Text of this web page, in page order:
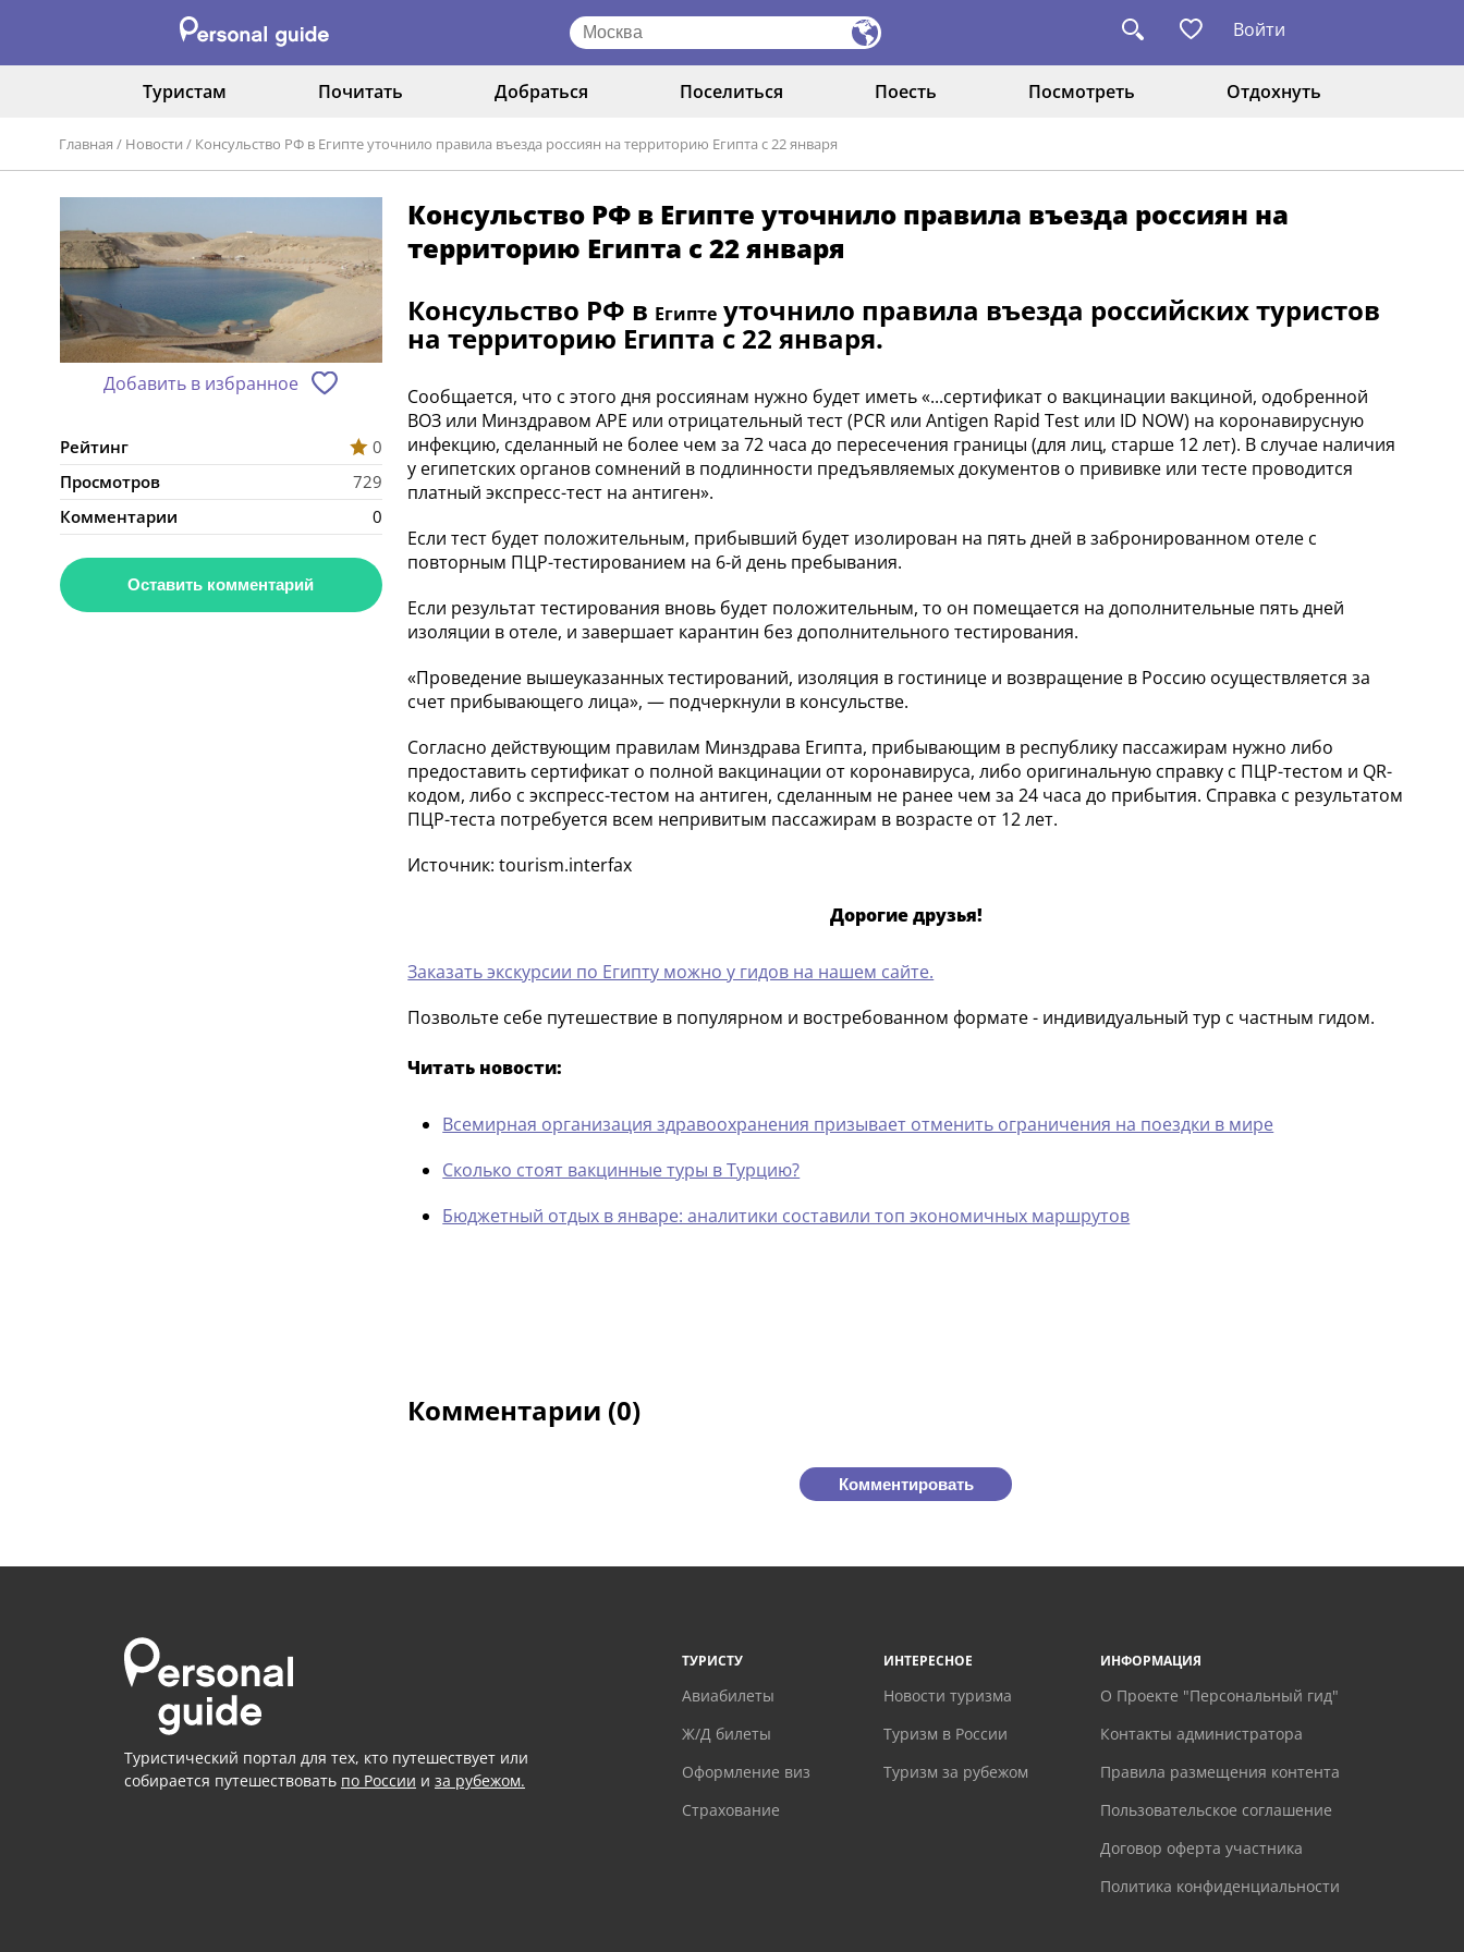
Войти
Туристам Почитать Добраться Поселиться Поесть Посмотреть Отдохнуть
Главная / Новости / Консульство РФ в Египте уточнило правила въезда россиян на территорию Египта с 22 января
Добавить в избранное
Рейтинг
0
Просмотров
729
Комментарии
0
Оставить комментарий
Консульство РФ в Египте уточнило правила въезда россиян на
территорию Египта с 22 января
Консульство РФ в Египте уточнило правила въезда российских туристов
на территорию Египта с 22 января.
Сообщается, что с этого дня россиянам нужно будет иметь «...сертификат о вакцинации вакциной, одобренной
ВОЗ или Минздравом АРЕ или отрицательный тест (PCR или Antigen Rapid Test или ID NOW) на коронавирусную
инфекцию, сделанный не более чем за 72 часа до пересечения границы (для лиц, старше 12 лет). В случае наличия
у египетских органов сомнений в подлинности предъявляемых документов о прививке или тесте проводится
платный экспресс-тест на антиген».
Если тест будет положительным, прибывший будет изолирован на пять дней в забронированном отеле с
повторным ПЦР-тестированием на 6-й день пребывания.
Если результат тестирования вновь будет положительным, то он помещается на дополнительные пять дней
изоляции в отеле, и завершает карантин без дополнительного тестирования.
«Проведение вышеуказанных тестирований, изоляция в гостинице и возвращение в Россию осуществляется за
счет прибывающего лица», — подчеркнули в консульстве.
Согласно действующим правилам Минздрава Египта, прибывающим в республику пассажирам нужно либо
предоставить сертификат о полной вакцинации от коронавируса, либо оригинальную справку с ПЦР-тестом и QR-
кодом, либо с экспресс-тестом на антиген, сделанным не ранее чем за 24 часа до прибытия. Справка с результатом
ПЦР-теста потребуется всем непривитым пассажирам в возрасте от 12 лет.
Источник: tourism.interfax
Дорогие друзья!
Заказать экскурсии по Египту можно у гидов на нашем сайте.
Позвольте себе путешествие в популярном и востребованном формате - индивидуальный тур с частным гидом.
Читать новости:
Всемирная организация здравоохранения призывает отменить ограничения на поездки в мире
Сколько стоят вакцинные туры в Турцию?
Бюджетный отдых в январе: аналитики составили топ экономичных маршрутов
Комментарии (0)
Комментировать
Туристический портал для тех, кто путешествует или
собирается путешествовать по России и за рубежом.
ТУРИСТУ
Авиабилеты
Ж/Д билеты
Оформление виз
Страхование
ИНТЕРЕСНОЕ
Новости туризма
Туризм в России
Туризм за рубежом
ИНФОРМАЦИЯ
О Проекте "Персональный гид"
Контакты администратора
Правила размещения контента
Пользовательское соглашение
Договор оферта участника
Политика конфиденциальности